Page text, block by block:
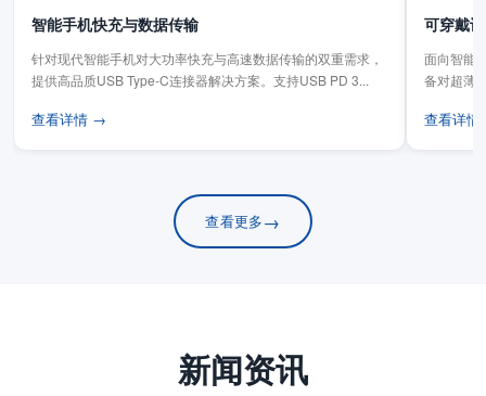
智能手机快充与数据传输
针对现代智能手机对大功率快充与高速数据传输的双重需求，
提供高品质USB Type-C连接器解决方案。支持USB PD 3...
查看详情 →
可穿戴
面向智能
备对超薄
查看详
查看更多→
新闻资讯